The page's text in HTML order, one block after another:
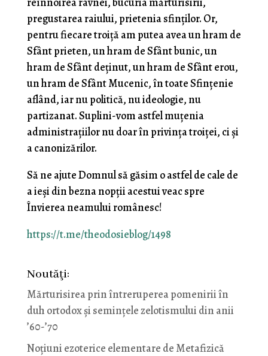
pregustarea raiului, prietenia sfinţilor. Or,
pentru fiecare troiţă am putea avea un hram de
Sfânt prieten, un hram de Sfânt bunic, un
hram de Sfânt deţinut, un hram de Sfânt erou,
un hram de Sfânt Mucenic, în toate Sfinţenie
aflând, iar nu politică, nu ideologie, nu
partizanat. Suplini-vom astfel muţenia
administraţiilor nu doar în privinţa troiţei, ci şi
a canonizărilor.
Să ne ajute Domnul să găsim o astfel de cale de
a ieşi din bezna nopţii acestui veac spre
Învierea neamului românesc!
https://t.me/theodosieblog/1498
Noutăţi:
Mărturisirea prin întreruperea pomenirii în
duh ortodox și semințele zelotismului din anii
’60-’70
Noţiuni ezoterice elementare de Metafizică